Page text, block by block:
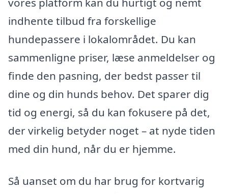
indhente tilbud fra forskellige
hundepassere i lokalområdet. Du kan
sammenligne priser, læse anmeldelser og
finde den pasning, der bedst passer til
dine og din hunds behov. Det sparer dig
tid og energi, så du kan fokusere på det,
der virkelig betyder noget – at nyde tiden
med din hund, når du er hjemme.
Så uanset om du har brug for kortvarig